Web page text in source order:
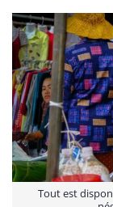
Tout est